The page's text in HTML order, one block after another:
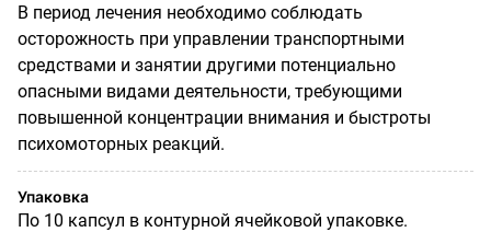
В период лечения необходимо соблюдать
осторожность при управлении транспортными
средствами и занятии другими потенциально
опасными видами деятельности, требующими
повышенной концентрации внимания и быстроты
психомоторных реакций.
Упаковка
По 10 капсул в контурной ячейковой упаковке.